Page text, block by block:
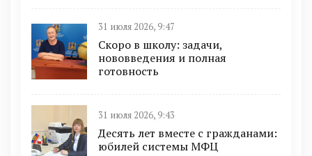
31 июля 2026, 9:47
Скоро в школу: задачи,
нововведения и полная
готовность
31 июля 2026, 9:43
Десять лет вместе с гражданами:
юбилей системы МФЦ